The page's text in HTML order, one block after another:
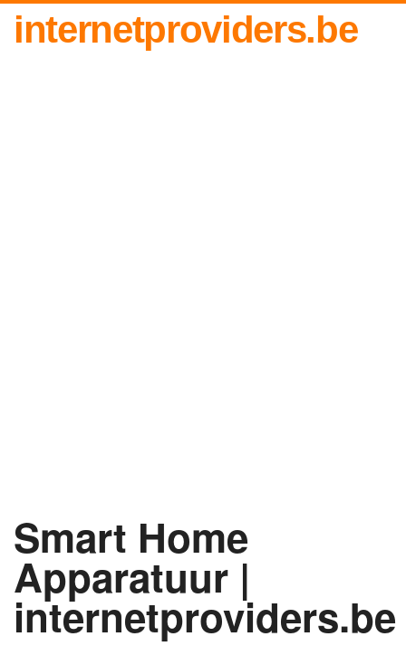
internetproviders.be
Smart Home
Apparatuur |
internetproviders.be